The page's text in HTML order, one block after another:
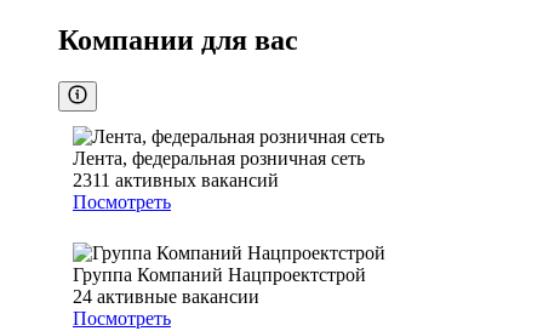
Компании для вас
Лента, федеральная розничная сеть
2311 активных вакансий
Посмотреть
Группа Компаний Нацпроектстрой
24 активные вакансии
Посмотреть